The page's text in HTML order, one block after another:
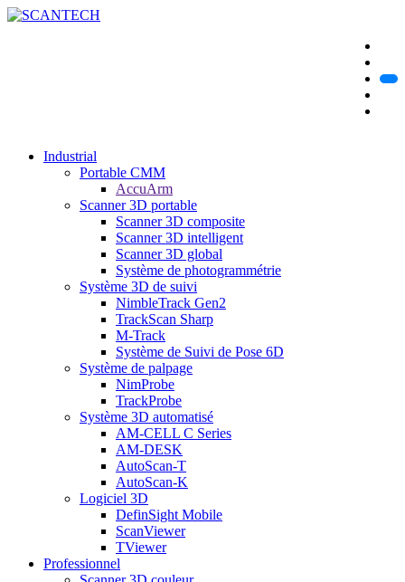
Industrial
Portable CMM
AccuArm
Scanner 3D portable
Scanner 3D composite
Scanner 3D intelligent
Scanner 3D global
Système de photogrammétrie
Système 3D de suivi
NimbleTrack Gen2
TrackScan Sharp
M-Track
Système de Suivi de Pose 6D
Système de palpage
NimProbe
TrackProbe
Système 3D automatisé
AM-CELL C Series
AM-DESK
AutoScan-T
AutoScan-K
Logiciel 3D
DefinSight Mobile
ScanViewer
TViewer
Professionnel